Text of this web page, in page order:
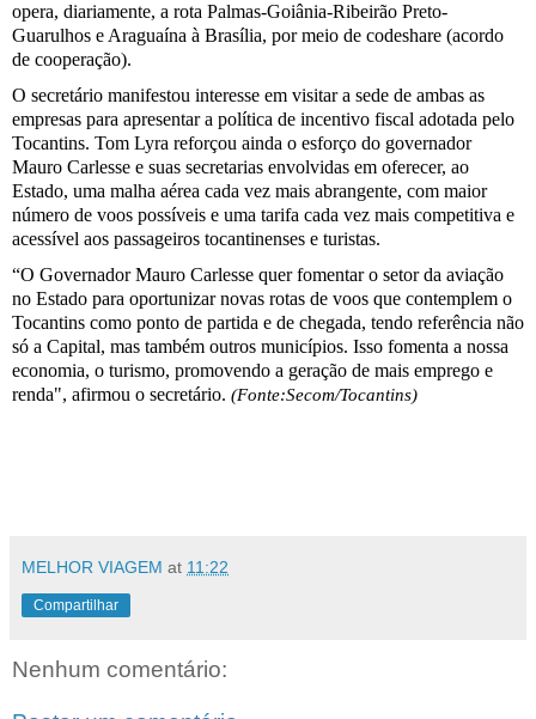
opera, diariamente, a rota Palmas-Goiânia-Ribeirão Preto-
Guarulhos e Araguaína à Brasília, por meio de codeshare (acordo
de cooperação).
O secretário manifestou interesse em visitar a sede de ambas as
empresas para apresentar a política de incentivo fiscal adotada pelo
Tocantins. Tom Lyra reforçou ainda o esforço do governador
Mauro Carlesse e suas secretarias envolvidas em oferecer, ao
Estado, uma malha aérea cada vez mais abrangente, com maior
número de voos possíveis e uma tarifa cada vez mais competitiva e
acessível aos passageiros tocantinenses e turistas.
“O Governador Mauro Carlesse quer fomentar o setor da aviação
no Estado para oportunizar novas rotas de voos que contemplem o
Tocantins como ponto de partida e de chegada, tendo referência não
só a Capital, mas também outros municípios. Isso fomenta a nossa
economia, o turismo, promovendo a geração de mais emprego e
renda", afirmou o secretário. (Fonte:Secom/Tocantins)
MELHOR VIAGEM at 11:22
Compartilhar
Nenhum comentário: